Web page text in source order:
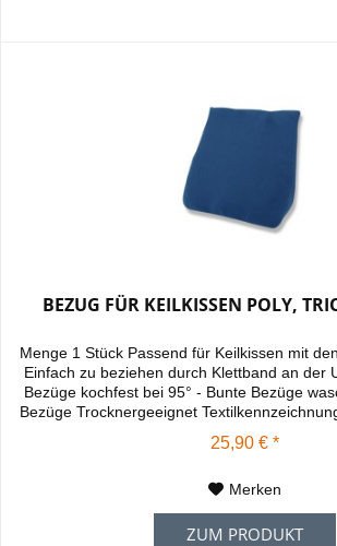
BEZUG FÜR KEILKISSEN POLY,
Menge 1 Stück Passend für Keilkissen mit
Einfach zu beziehen durch Klettband an der
Bezüge kochfest bei 95° - Bunte Bezüge
Bezüge Trocknergeeignet
Prozent ihres Gewichtes an Feuchtigkeit
25,90 € *
Merken
ZUM PRODUKT